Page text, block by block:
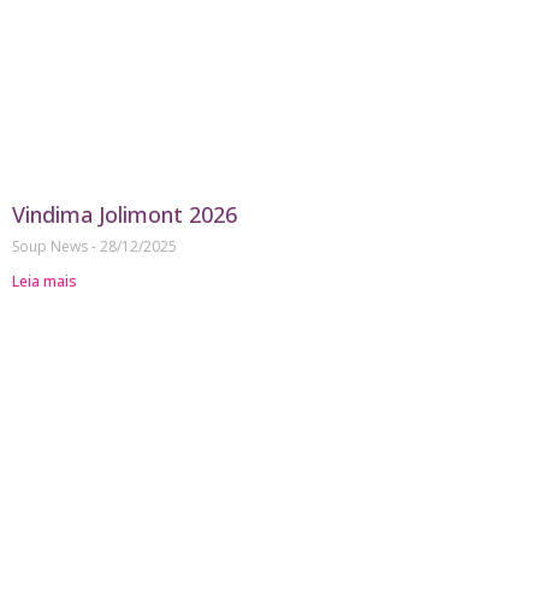
Vindima Jolimont 2026
Soup News 28/12/2025
Leia mais